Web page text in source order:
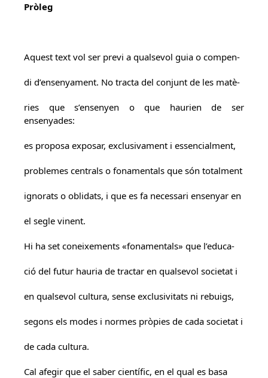
Pròleg
Aquest text vol ser previ a qualsevol guia o compen-
di d’ensenyament. No tracta del conjunt de les matè-
ries que s’ensenyen o que haurien de ser
ensenyades:
es proposa exposar, exclusivament i essencialment,
problemes centrals o fonamentals que són totalment
ignorats o oblidats, i que es fa necessari ensenyar en
el segle vinent.
Hi ha set coneixements «fonamentals» que l’educa-
ció del futur hauria de tractar en qualsevol societat i
en qualsevol cultura, sense exclusivitats ni rebuigs,
segons els modes i normes pròpies de cada societat i
de cada cultura.
Cal afegir que el saber científic, en el qual es basa